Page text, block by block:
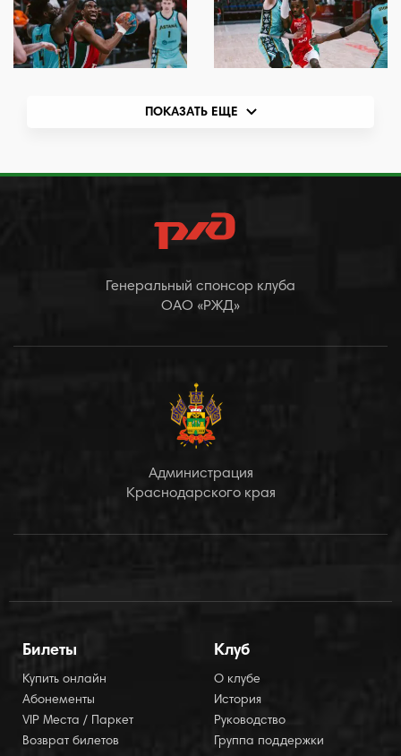
ПОКАЗАТЬ ЕЩЕ
Генеральный спонсор клуба
ОАО «РЖД»
Администрация
Краснодарского края
Билеты
Купить онлайн
Абонементы
VIP Места / Паркет
Возврат билетов
Клуб
О клубе
История
Руководство
Группа поддержки